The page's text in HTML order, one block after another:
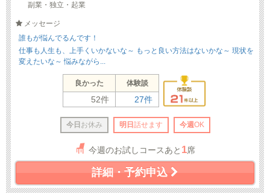
副業・独立・起業
メッセージ
誰もが悩んでるんです！
仕事も人生も、上手くいかないな～ もっと良い方法はないかな～ 現状を
変えたいな～ 悩みながら...
良かった 体験談
52件 27件
今日 お休み 明日 話せます 今週OK
今週のお試しコースあと 1席
詳細・予約申込